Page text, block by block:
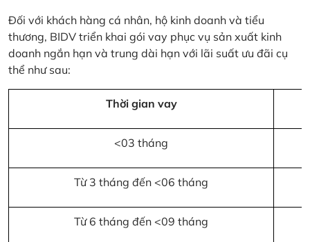
Đối với khách hàng cá nhân, hộ kinh doanh và tiểu
thương, BIDV triển khai gói vay phục vụ sản xuất kinh
doanh ngắn hạn và trung dài hạn với lãi suất ưu đãi cụ
thể như sau:
Thời gian vay
<03 tháng
Từ 3 tháng đến <06 tháng
Từ 6 tháng đến <09 tháng